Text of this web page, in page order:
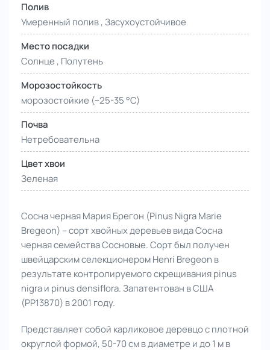
Полив
Умеренный полив , Засухоустойчивое
Место посадки
Солнце , Полутень
Морозостойкость
морозостойкие (−25-35 °С)
Почва
Нетребовательна
Цвет хвои
Зеленая
Сосна черная Мария Брегон (Pinus Nigra Marie
Bregeon) – сорт хвойных деревьев вида Сосна
черная семейства Сосновые. Сорт был получен
швейцарским селекционером Henri Bregeon в
результате контролируемого скрещивания pinus
nigra и pinus densiflora. Запатентован в США
(PP13870) в 2001 году.
Представляет собой карликовое деревцо с плотной
округлой формой, 50-70 см в диаметре и до 1 м в